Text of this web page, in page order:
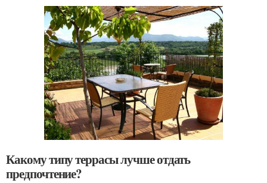
Какому типу террасы лучше отдать
предпочтение?